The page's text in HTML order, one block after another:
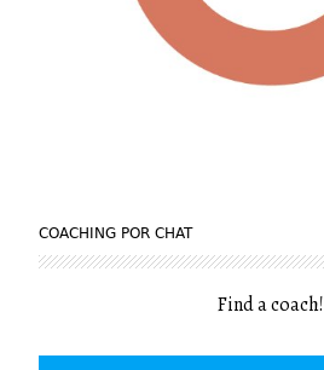
COACHING POR CHAT
Find a coach!